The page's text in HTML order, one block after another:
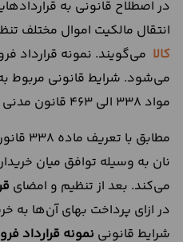
در اصطلاح قانونی به
انتقال مالکیت اموال مختلف
کالا می‌گویند. نمونه قرارداد
می‌شود. شرایط قانونی مربوط
مواد 338 الی 463 قانون مدنی مشخص شده است.
مطابق
نان به وسیله توافق میان
می‌کند. بعد از تنظیم و امضای
در ازای پرداخت بهای آن‌ها به
شرایط قانونی نمونه قرارداد